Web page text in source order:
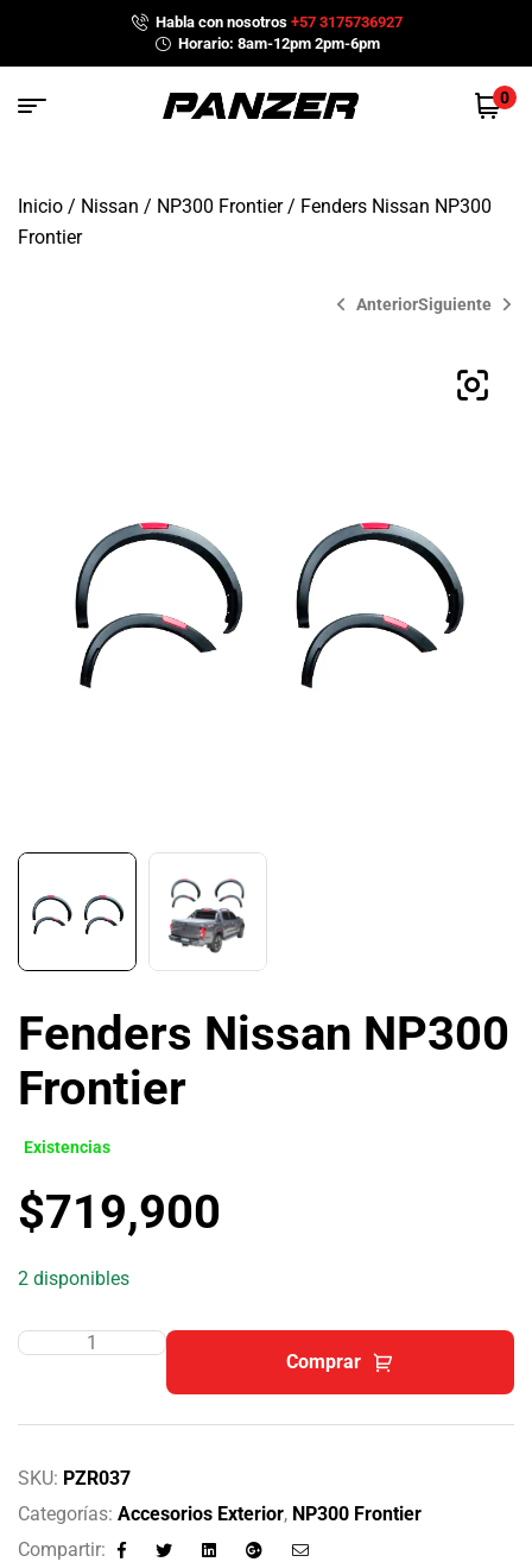
Habla con nosotros+57 3175736927
Horario: 8am-12pm 2pm-6pm
0
Inicio / Nissan / NP300 Frontier/ Fenders Nissan NP300
Frontier
AnteriorSiguiente
Fenders Nissan NP300
Frontier
Existencias
$719,900
2 disponibles
Comprar
SKU: PZR037
Categorías: Accesorios Exterior, NP300 Frontier
Compartir: